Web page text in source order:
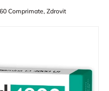
Comprimate, Zdrovit